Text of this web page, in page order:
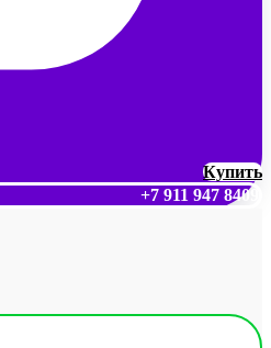
Купить
+7 911 947 8409